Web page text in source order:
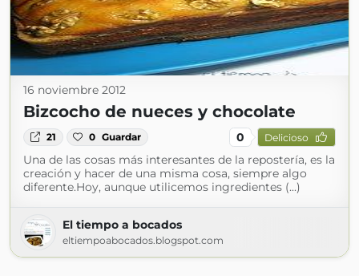
16 noviembre 2012
Bizcocho de nueces y chocolate
21 0 Guardar 0 Delicioso
Una de las cosas más interesantes de la repostería, es la
creación y hacer de una misma cosa, siempre algo
diferente.Hoy, aunque utilicemos ingredientes (...)
El tiempo a bocados
eltiempoabocados.blogspot.com